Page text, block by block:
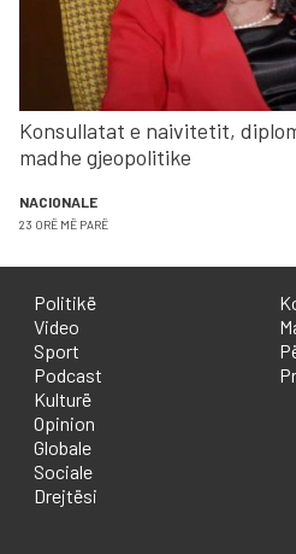
Konsullatat e naivitetit,
madhe gjeopolitike
NACIONALE
23 ORË MË PARË
Politikë
Video
Sport
Podcast
Kulturë
Opinion
Globale
Sociale
Drejtësi